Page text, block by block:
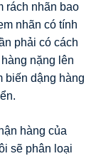
rách nhãn bao
nhãn có tính
phải có cách
nặng lên
biến dậng hàng
hàng của
sẽ phân loại